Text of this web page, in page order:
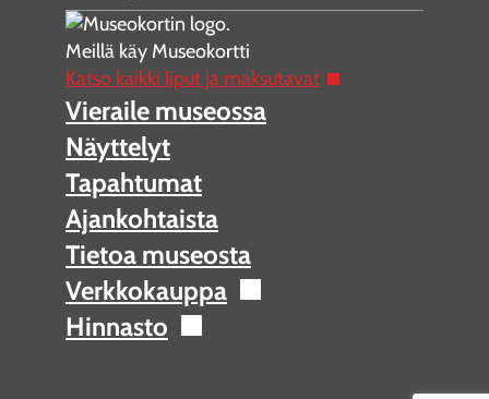
Meillä käy Museokortti
Katso kaikki liput ja maksutavat
Vieraile museossa
Näyttelyt
Tapahtumat
Ajankohtaista
Tietoa museosta
Verkkokauppa
Hinnasto